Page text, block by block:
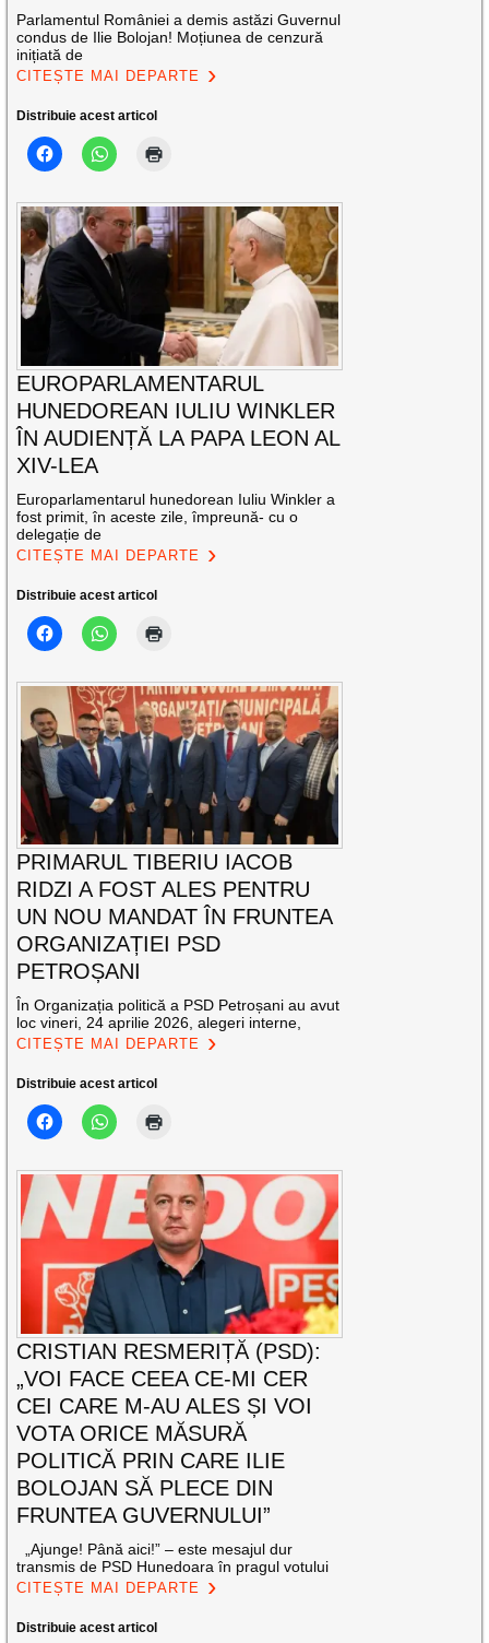
Parlamentul României a demis astăzi Guvernul
condus de Ilie Bolojan! Moțiunea de cenzură
inițiată de
CITEȘTE MAI DEPARTE
Distribuie acest articol
EUROPARLAMENTARUL
HUNEDOREAN IULIU WINKLER
ÎN AUDIENȚĂ LA PAPA LEON AL
XIV-LEA
Europarlamentarul hunedorean Iuliu Winkler a
fost primit, în aceste zile, împreună- cu o
delegație de
CITEȘTE MAI DEPARTE
Distribuie acest articol
PRIMARUL TIBERIU IACOB
RIDZI A FOST ALES PENTRU
UN NOU MANDAT ÎN FRUNTEA
ORGANIZAȚIEI PSD
PETROȘANI
În Organizația politică a PSD Petroșani au avut
loc vineri, 24 aprilie 2026, alegeri interne,
CITEȘTE MAI DEPARTE
Distribuie acest articol
CRISTIAN RESMERIȚĂ (PSD):
„VOI FACE CEEA CE-MI CER
CEI CARE M-AU ALES ȘI VOI
VOTA ORICE MĂSURĂ
POLITICĂ PRIN CARE ILIE
BOLOJAN SĂ PLECE DIN
FRUNTEA GUVERNULUI”
„Ajunge! Până aici!” – este mesajul dur
transmis de PSD Hunedoara în pragul votului
CITEȘTE MAI DEPARTE
Distribuie acest articol